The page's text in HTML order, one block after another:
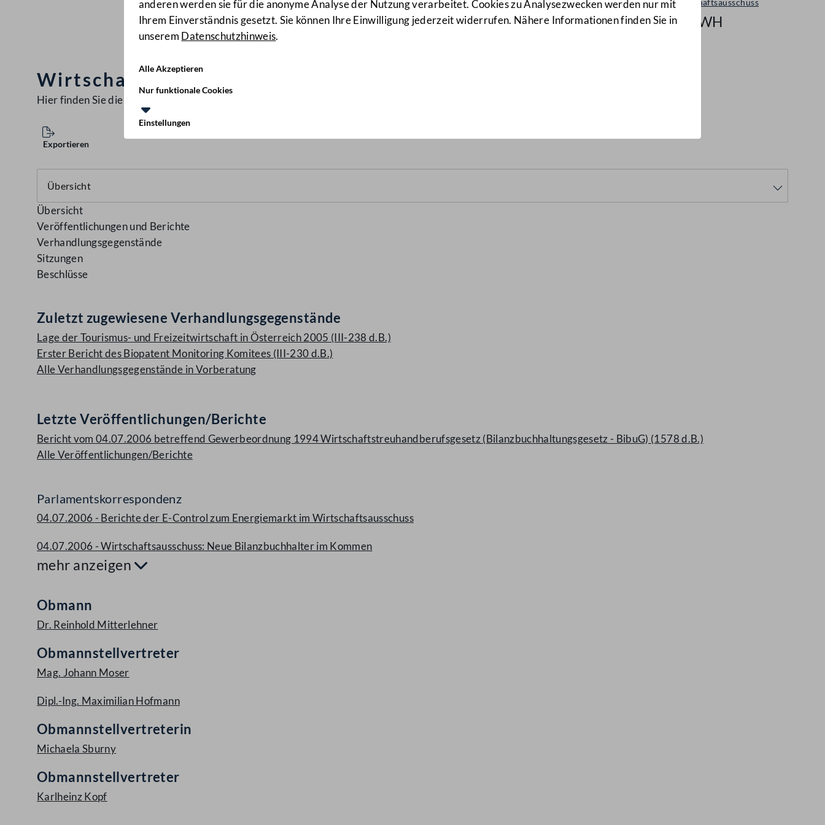
anderen werden sie für die anonyme Analyse der Nutzung verarbeitet. Cookies zu Analysezwecken werden nur mit
Ihrem Einverständnis gesetzt. Sie können Ihre Einwilligung jederzeit widerrufen. Nähere Informationen finden Sie in
unserem Datenschutzhinweis.
Alle Akzeptieren
Nur funktionale Cookies
Einstellungen
Wirtschaftsausschuss
1/A-WH
Wirtschaftsausschuss
Hier finden Sie die aktuellen
Exportieren
Übersicht
Veröffentlichungen und Berichte
Verhandlungsgegenstände
Sitzungen
Beschlüsse
Zuletzt zugewiesene Verhandlungsgegenstände
Lage der Tourismus- und Freizeitwirtschaft in Österreich 2005 (III-238 d.B.)
Erster Bericht des Biopatent Monitoring Komitees (III-230 d.B.)
Alle Verhandlungsgegenstände in Vorberatung
Letzte Veröffentlichungen/Berichte
Bericht vom 04.07.2006 betreffend Gewerbeordnung 1994 Wirtschaftstreuhandberufsgesetz (Bilanzbuchhaltungsgesetz - BibuG) (1578 d.B.)
Alle Veröffentlichungen/Berichte
Parlamentskorrespondenz
04.07.2006 - Berichte der E-Control zum Energiemarkt im Wirtschaftsausschuss
04.07.2006 - Wirtschaftsausschuss: Neue Bilanzbuchhalter im Kommen
mehr anzeigen
Obmann
Dr. Reinhold Mitterlehner
Obmannstellvertreter
Mag. Johann Moser
Dipl.-Ing. Maximilian Hofmann
Obmannstellvertreterin
Michaela Sburny
Obmannstellvertreter
Karlheinz Kopf